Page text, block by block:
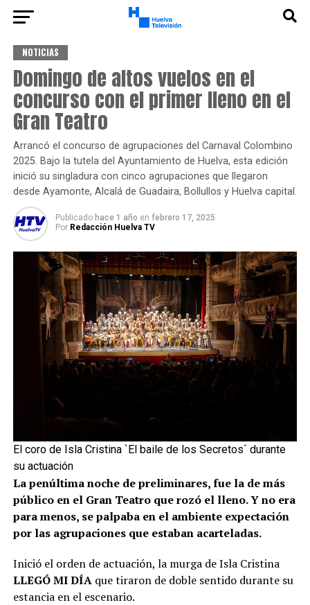
NOTICIAS
Domingo de altos vuelos en el
concurso con el primer lleno en el
Gran Teatro
Arrancó el concurso de agrupaciones del Carnaval Colombino
2025. Bajo la tutela del Ayuntamiento de Huelva, esta edición
inició su singladura con cinco agrupaciones que llegaron
desde Ayamonte, Alcalá de Guadaira, Bollullos y Huelva capital.
Publicado hace 1 año en febrero 17, 2025
Por Redacción Huelva TV
El coro de Isla Cristina `El baile de los Secretos´ durante
su actuación
La penúltima noche de preliminares, fue la de más
público en el Gran Teatro que rozó el lleno. Y no era
para menos, se palpaba en el ambiente expectación
por las agrupaciones que estaban acarteladas.
Inició el orden de actuación, la murga de Isla Cristina
LLEGÓ MI DÍAque tiraron de doble sentido durante su
estancia en el escenario.